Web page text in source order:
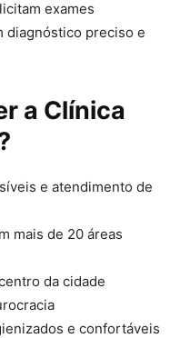
exames
diagnóstico preciso e
a Clínica
e atendimento de
mais de 20 áreas
da cidade
e confortáveis